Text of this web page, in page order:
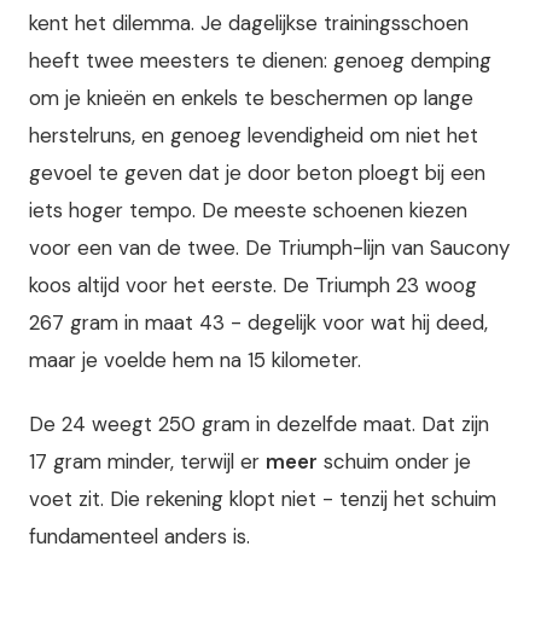
kent het dilemma. Je dagelijkse trainingsschoen
heeft twee meesters te dienen: genoeg demping
om je knieën en enkels te beschermen op lange
herstelruns, en genoeg levendigheid om niet het
gevoel te geven dat je door beton ploegt bij een
iets hoger tempo. De meeste schoenen kiezen
voor een van de twee. De Triumph-lijn van Saucony
koos altijd voor het eerste. De Triumph 23 woog
267 gram in maat 43 - degelijk voor wat hij deed,
maar je voelde hem na 15 kilometer.
De 24 weegt 250 gram in dezelfde maat. Dat zijn
17 gram minder, terwijl er meer schuim onder je
voet zit. Die rekening klopt niet - tenzij het schuim
fundamenteel anders is.